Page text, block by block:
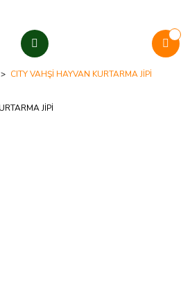
CITY VAHŞİ HAYVAN KURTARMA JİPİ